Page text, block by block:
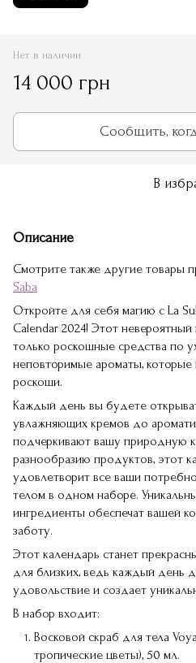
Нет в наличии
14 000 грн
Сообщить,
В
Описание
Смотрите также другие товары
Saba
Откройте для себя магию с La
Calendar 2024! Этот
только роскошные средства по
неповторимые ароматы, которые
роскоши.
Каждый день вы будете
увлажняющих кремов до
подчеркивают вашу природную
разнообразию продуктов, этот
удовлетворит все ваши
телом в одном наборе.
ингредиенты обеспечат вашей
заботу.
Этот календарь станет
для близких, ведь каждый день
удовольствие и создает
В набор входит:
Восковой скраб для тела
тропические цветы), 50 мл.